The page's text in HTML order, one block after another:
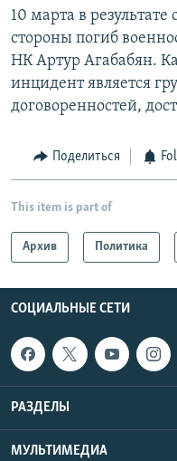
10 марта в
стороны погиб
НК Артур Агабабян.
инцидент является
договоренностей,
Поделиться
This item is part of
Архив Политика
СОЦИАЛЬНЫЕ СЕТИ
РАЗДЕЛЫ
МУЛЬТИМЕДИА